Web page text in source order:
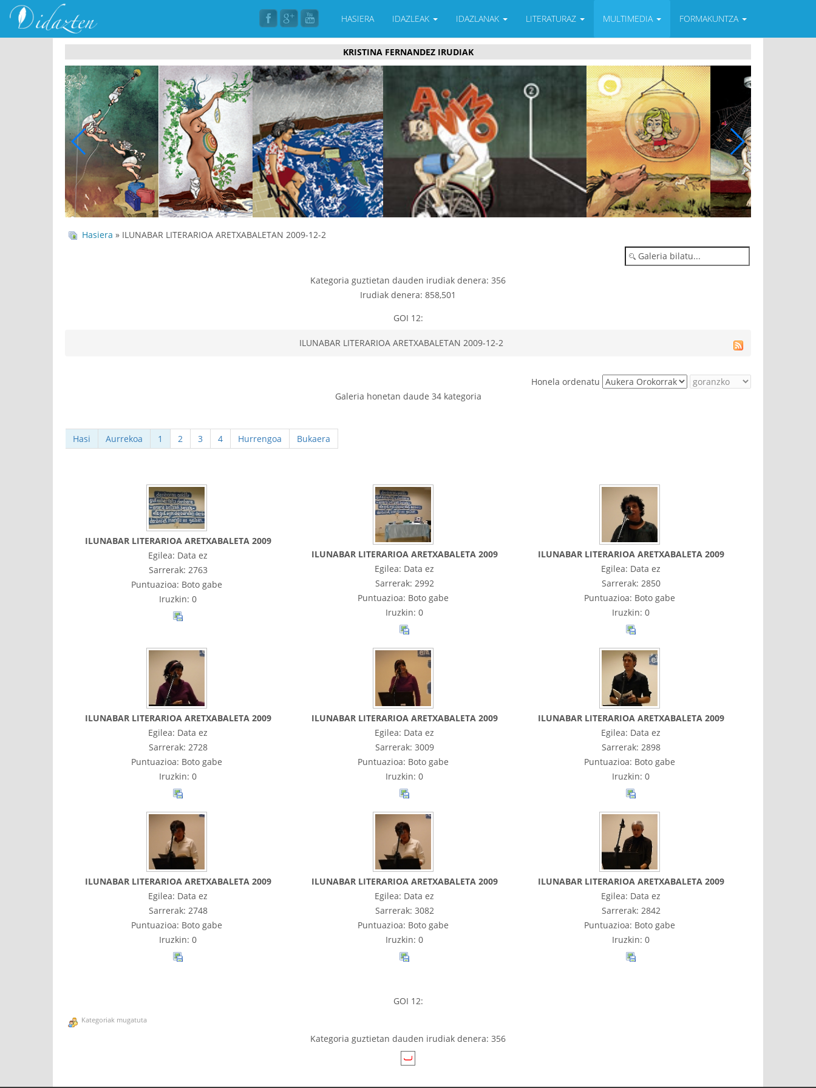
HASIERA IDAZLEAK IDAZLANAK LITERATURAZ MULTIMEDIA FORMAKUNTZA
KRISTINA FERNANDEZ IRUDIAK
Hasiera » ILUNABAR LITERARIOA ARETXABALETAN 2009-12-2
Kategoria guztietan dauden irudiak denera: 356
Irudiak denera: 858,501
GOI 12:
ILUNABAR LITERARIOA ARETXABALETAN 2009-12-2
Honela ordenatu
Galeria honetan daude 34 kategoria
Hasi Aurrekoa 1 2 3 4 Hurrengoa Bukaera
ILUNABAR LITERARIOA ARETXABALETA 2009
Egilea: Data ez
Sarrerak: 2763
Puntuazioa: Boto gabe
Iruzkin: 0
ILUNABAR LITERARIOA ARETXABALETA 2009
Egilea: Data ez
Sarrerak: 2992
Puntuazioa: Boto gabe
Iruzkin: 0
ILUNABAR LITERARIOA ARETXABALETA 2009
Egilea: Data ez
Sarrerak: 2850
Puntuazioa: Boto gabe
Iruzkin: 0
ILUNABAR LITERARIOA ARETXABALETA 2009
Egilea: Data ez
Sarrerak: 2728
Puntuazioa: Boto gabe
Iruzkin: 0
ILUNABAR LITERARIOA ARETXABALETA 2009
Egilea: Data ez
Sarrerak: 3009
Puntuazioa: Boto gabe
Iruzkin: 0
ILUNABAR LITERARIOA ARETXABALETA 2009
Egilea: Data ez
Sarrerak: 2898
Puntuazioa: Boto gabe
Iruzkin: 0
ILUNABAR LITERARIOA ARETXABALETA 2009
Egilea: Data ez
Sarrerak: 2748
Puntuazioa: Boto gabe
Iruzkin: 0
ILUNABAR LITERARIOA ARETXABALETA 2009
Egilea: Data ez
Sarrerak: 3082
Puntuazioa: Boto gabe
Iruzkin: 0
ILUNABAR LITERARIOA ARETXABALETA 2009
Egilea: Data ez
Sarrerak: 2842
Puntuazioa: Boto gabe
Iruzkin: 0
GOI 12:
Kategoriak mugatuta
Kategoria guztietan dauden irudiak denera: 356